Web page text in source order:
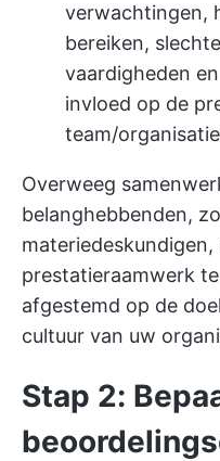
verwachtingen,
bereiken,
vaardigheden
invloed op de
team/organisatie
Overweeg
belanghebbenden,
materiedeskundigen,
prestatieraamwerk
afgestemd op de
cultuur van uw
Stap 2: